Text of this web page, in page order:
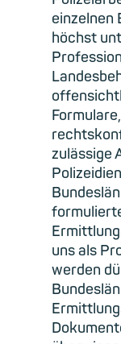
einzelnen
höchst
zulässige
uns als
werden